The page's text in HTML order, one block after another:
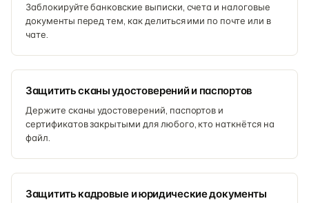
Заблокируйте банковские выписки, счета и налоговые
документы перед тем, как делиться ими по почте или в
чате.
Защитить сканы удостоверений и паспортов
Держите сканы удостоверений, паспортов и
сертификатов закрытыми для любого, кто наткнётся на
файл.
Защитить кадровые и юридические документы